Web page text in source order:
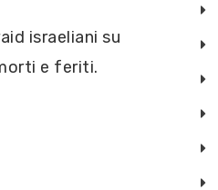
israeliani su
e feriti.